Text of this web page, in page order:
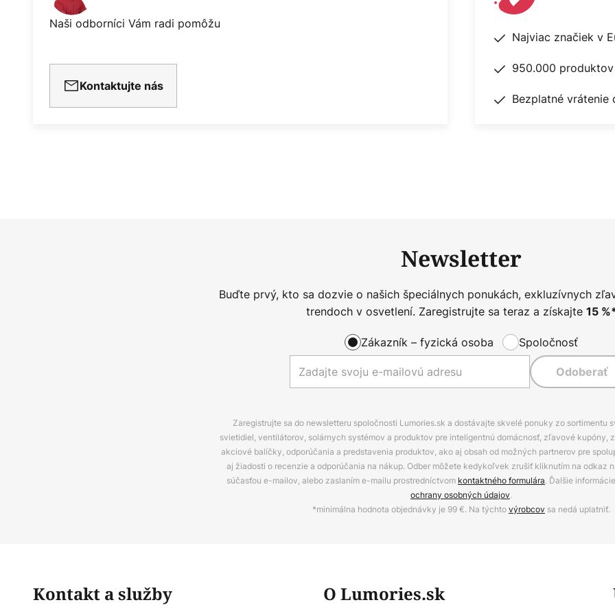
Naši odborníci Vám radi pomôžu
Kontaktujte nás
Najviac značiek v
950.000
Bezplatné vrátenie
Newsletter
Buďte prvý, kto sa dozvie o našich špeciálnych ponukách, exkluzívnych
trendoch v osvetlení. Zaregistrujte sa teraz a získajte 15
Zákazník – fyzická osoba Spoločnosť
Odoberať
Zaregistrujte sa do newsletteru spoločnosti Lumories.sk a dostávajte skvelé ponuky zo sortimentu
svietidiel, ventilátorov, solárnych systémov a produktov pre inteligentnú domácnosť, zľavové kupóny,
akciové balíčky, odporúčania a predstavenia produktov, ako aj obsah od možných partnerov pre
aj žiadosti o recenzie a odporúčania na nákup. Odber môžete kedykoľvek zrušiť kliknutím na odkaz
súčasťou e-mailov, alebo zaslaním e-mailu prostredníctvom kontaktného formulára. Ďalšie
ochrany osobných údajov.
*minimálna hodnota objednávky je 99 €. Na týchtovýrobcov sa nedá uplatniť.
Kontakt a služby O Lumories.sk